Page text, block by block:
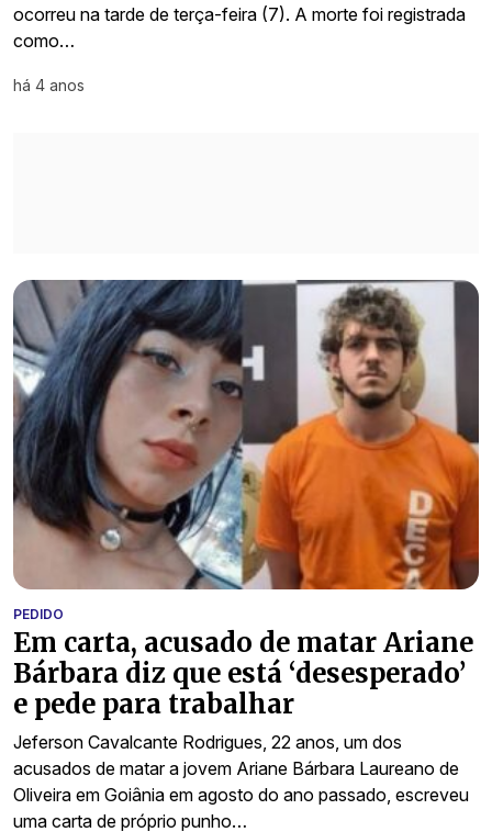
ocorreu na tarde de terça-feira (7). A morte foi registrada
como…
há 4 anos
PEDIDO
Em carta, acusado de matar Ariane
Bárbara diz que está ‘desesperado’
e pede para trabalhar
Jeferson Cavalcante Rodrigues, 22 anos, um dos
acusados de matar a jovem Ariane Bárbara Laureano de
Oliveira em Goiânia em agosto do ano passado, escreveu
uma carta de próprio punho…